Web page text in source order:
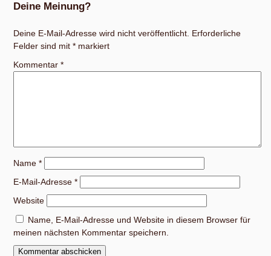
Deine Meinung?
Deine E-Mail-Adresse wird nicht veröffentlicht. Erforderliche
Felder sind mit* markiert
Kommentar*
Name*
E-Mail-Adresse*
Website
Name, E-Mail-Adresse und Website in diesem Browser für
meinen nächsten Kommentar speichern.